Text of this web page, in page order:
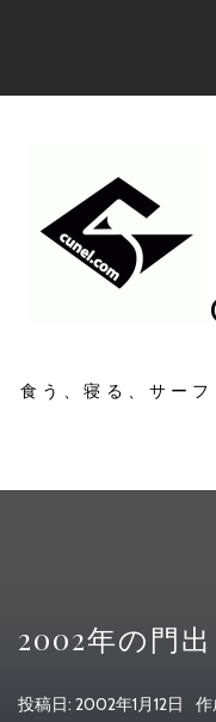
ン
食う、寝る、サー
2002年の門
投稿日: 2002年1月12日 作